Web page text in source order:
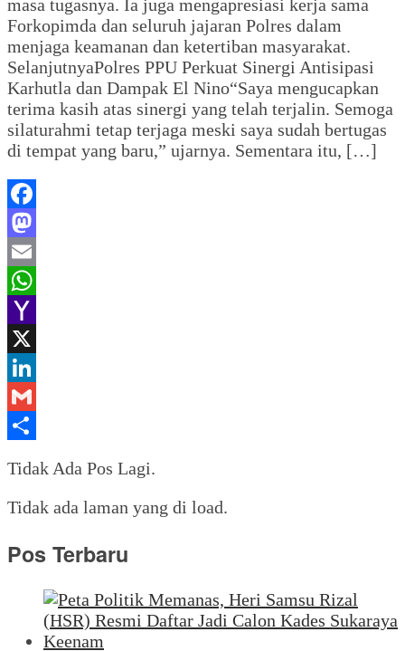
masa tugasnya. Ia juga mengapresiasi kerja sama
Forkopimda dan seluruh jajaran Polres dalam
menjaga keamanan dan ketertiban masyarakat.
SelanjutnyaPolres PPU Perkuat Sinergi Antisipasi
Karhutla dan Dampak El Nino“Saya mengucapkan
terima kasih atas sinergi yang telah terjalin. Semoga
silaturahmi tetap terjaga meski saya sudah bertugas
di tempat yang baru,” ujarnya. Sementara itu, […]
Facebook
Mastodon
Email
WhatsApp
Yahoo
Mail
X
LinkedIn
Gmail
Tidak Ada Pos Lagi.
Tidak ada laman yang di load.
Pos Terbaru